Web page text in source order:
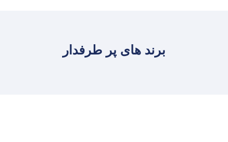
برند های پر طرفدار